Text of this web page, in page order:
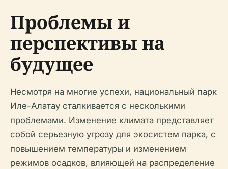
Проблемы и
перспективы на
будущее
Несмотря на многие успехи, национальный парк
Иле-Алатау сталкивается с несколькими
проблемами. Изменение климата представляет
собой серьезную угрозу для экосистем парка, с
повышением температуры и изменением
режимов осадков, влияющей на распределение